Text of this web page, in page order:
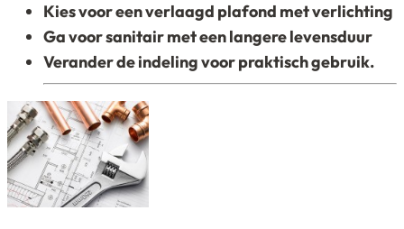
Kies voor een verlaagd plafond met verlichting
Ga voor sanitair met een langere levensduur
Verander de indeling voor praktisch gebruik.